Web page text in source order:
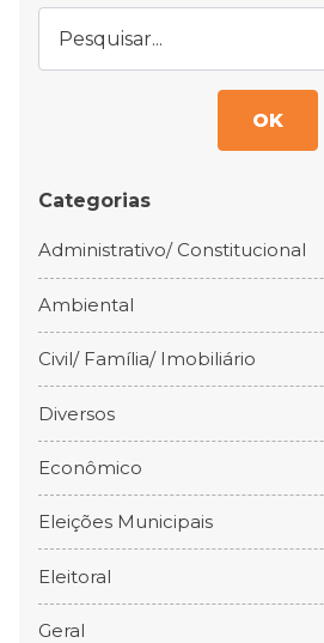
OK
Categorias
Administrativo/ Constitucional
Ambiental
Civil/ Família/ Imobiliário
Diversos
Econômico
Eleições Municipais
Eleitoral
Geral